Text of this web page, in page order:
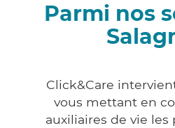
Parmi nos
Click&Care
vous mettant en
auxiliaires de vie